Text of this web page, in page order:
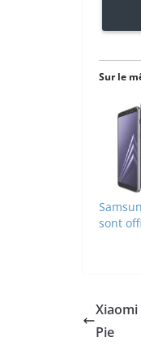
Sur le
sont
Pie